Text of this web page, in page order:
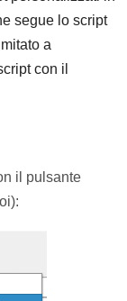
segue lo script
a
con il
il pulsante